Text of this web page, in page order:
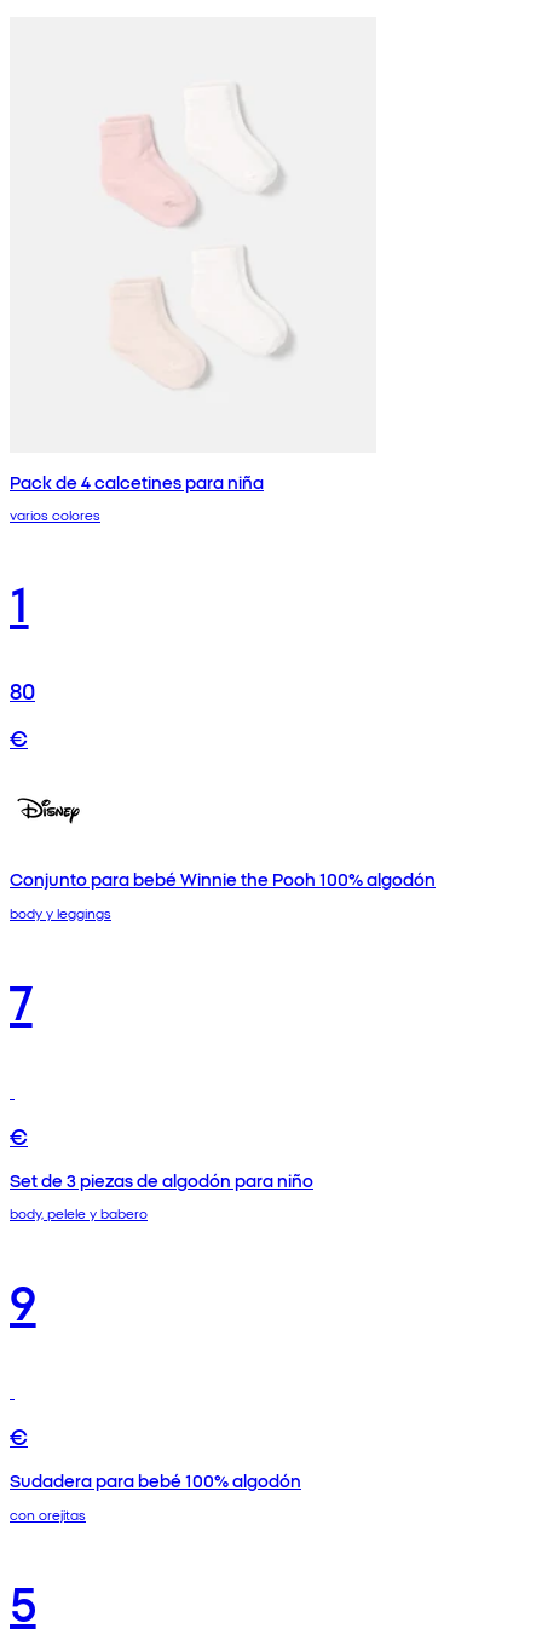
Pack de 4 calcetines para niña
varios colores
1
80
€
Conjunto para bebé Winnie the Pooh 100% algodón
body y leggings
7
€
Set de 3 piezas de algodón para niño
body, pelele y babero
9
€
Sudadera para bebé 100% algodón
con orejitas
5